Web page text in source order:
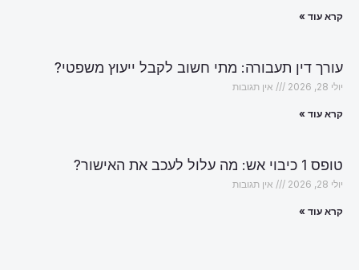
קרא עוד »
עורך דין תעבורה: מתי חשוב לקבל ייעוץ משפטי?
יולי 28, 2026 אין תגובות
קרא עוד »
טופס 1 כיבוי אש: מה עלול לעכב את האישור?
יולי 28, 2026 אין תגובות
קרא עוד »